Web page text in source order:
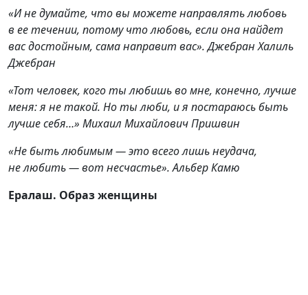
«И не думайте, что вы можете направлять любовь
в ее течении, потому что любовь, если она найдет
вас достойным, сама направит вас». Джебран Халиль
Джебран
«Тот человек, кого ты любишь во мне, конечно, лучше
меня: я не такой. Но ты люби, и я постараюсь быть
лучше себя…» Михаил Михайлович Пришвин
«Не быть любимым — это всего лишь неудача,
не любить — вот несчастье». Альбер Камю
Ералаш. Образ женщины